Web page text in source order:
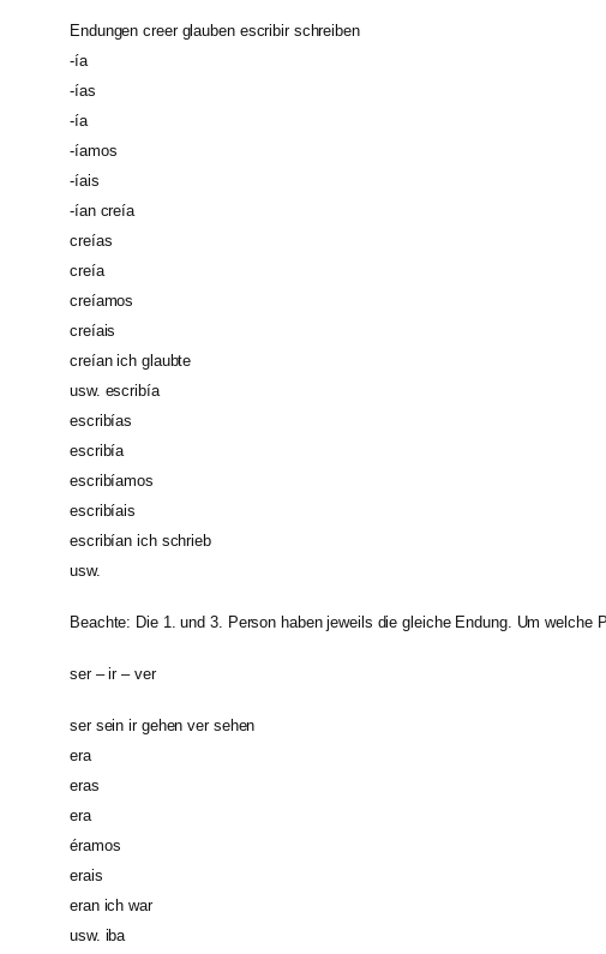
Endungen creer glauben escribir schreiben
-ía
-ías
-ía
-íamos
-íais
-ían creía
creías
creía
creíamos
creíais
creían ich glaubte
usw. escribía
escribías
escribía
escribíamos
escribíais
escribían ich schrieb
usw.
Beachte: Die 1. und 3. Person haben jeweils die gleiche Endung. Um
ser – ir – ver
ser sein ir gehen ver sehen
era
eras
era
éramos
erais
eran ich war
usw. iba